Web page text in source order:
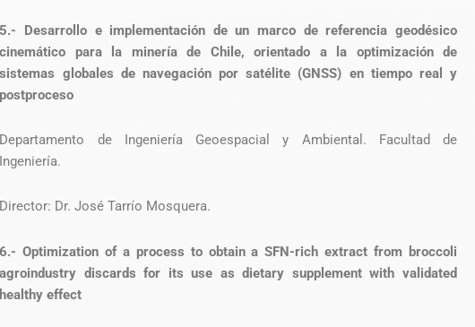
5.- Desarrollo e implementación de un marco de referencia geodésico
cinemático para la minería de Chile, orientado a la optimización de
sistemas globales de navegación por satélite (GNSS) en tiempo real y
postproceso
Departamento de Ingeniería Geoespacial y Ambiental. Facultad de
Ingeniería.
Director: Dr. José Tarrío Mosquera.
6.- Optimization of a process to obtain a SFN-rich extract from broccoli
agroindustry discards for its use as dietary supplement with validated
healthy effect